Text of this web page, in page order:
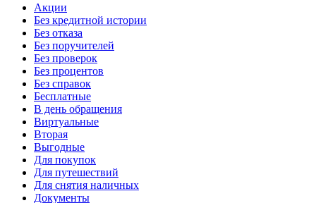
Акции
Без кредитной истории
Без отказа
Без поручителей
Без проверок
Без процентов
Без справок
Бесплатные
В день обращения
Виртуальные
Вторая
Выгодные
Для покупок
Для путешествий
Для снятия наличных
Документы